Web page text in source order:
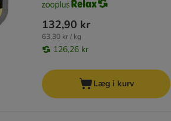
132,90 kr
63,30 kr / kg
126,26 kr
Læg i kurv